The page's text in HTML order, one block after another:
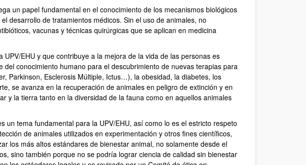
un papel fundamental en el conocimiento de los mecanismos biológicos
desarrollo de tratamientos médicos. Sin el uso de animales, no
vacunas y técnicas quirúrgicas que se aplican en medicina
EHU y que contribuye a la mejora de la vida de las personas es
conocimiento humano para el descubrimiento de nuevas terapias para
Parkinson, Esclerosis Múltiple, Ictus…), la obesidad, la diabetes, los
se avanza en la recuperación de animales en peligro de extinción y en
y la tierra tanto en la diversidad de la fauna como en aquellos animales
un tema fundamental para la UPV/EHU, así como lo es el estricto respeto
de animales utilizados en experimentación y otros fines científicos,
los más altos estándares de bienestar animal, no solamente desde el
sino también porque no se podría lograr ciencia de calidad sin bienestar